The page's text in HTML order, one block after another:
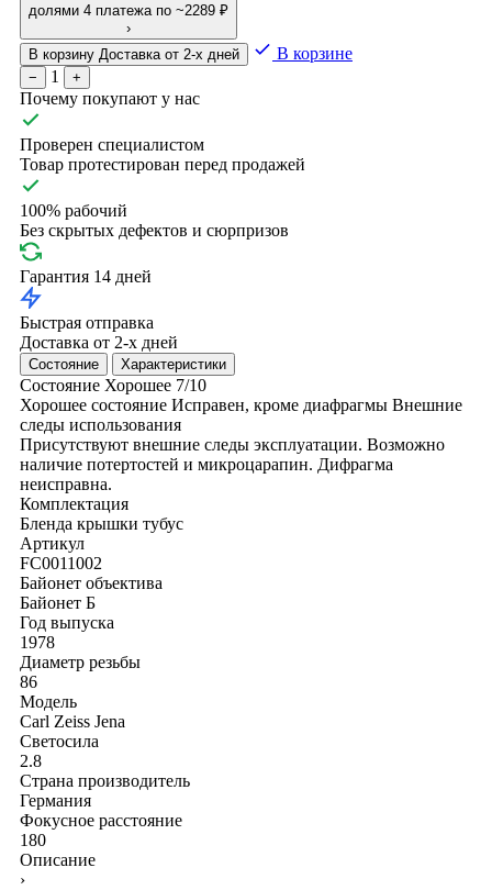
долями 4 платежа по ~2289 ₽
›
В корзину Доставка от 2-х дней В корзине
− 1 +
Почему покупают у нас
Проверен специалистом
Товар протестирован перед продажей
100% рабочий
Без скрытых дефектов и сюрпризов
Гарантия 14 дней
Быстрая отправка
Доставка от 2-х дней
Состояние Характеристики
Состояние Хорошее 7/10
Хорошее состояние Исправен, кроме диафрагмы Внешние
следы использования
Присутствуют внешние следы эксплуатации. Возможно
наличие потертостей и микроцарапин. Дифрагма
неисправна.
Комплектация
Бленда крышки тубус
Артикул
FC0011002
Байонет объектива
Байонет Б
Год выпуска
1978
Диаметр резьбы
86
Модель
Carl Zeiss Jena
Светосила
2.8
Страна производитель
Германия
Фокусное расстояние
180
Описание
›